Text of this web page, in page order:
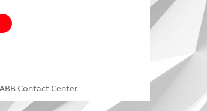
ABB Contact Center